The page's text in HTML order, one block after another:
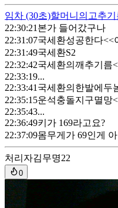
임차 (30초)할머니의고추기
22:30:21 본가 들어갔구나
22:31:07국세환성공한다<<
22:31:49국세환S2
22:32:42국세환의깨추기름
22:33:19...
22:33:41 국세환의한발에두
22:35:15운석충돌지구멸망
22:35:43...
22:36:49키가 169라고요?
22:37:09몸무게가 69인게
처리자김무명22
0